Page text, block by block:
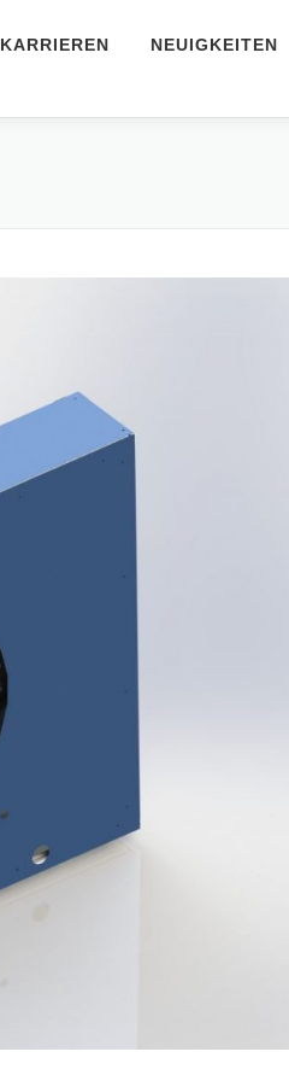
KARRIEREN NEUIGKEITEN